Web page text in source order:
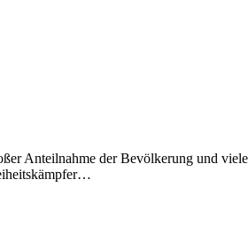
Anteilnahme der Bevölkerung und